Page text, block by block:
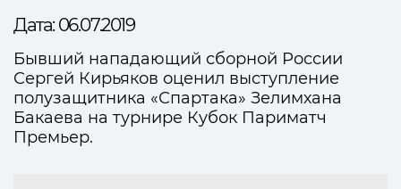
Дата: 06.07.2019
Бывший нападающий сборной России
Сергей Кирьяков оценил выступление
полузащитника «Спартака» Зелимхана
Бакаева на турнире Кубок Париматч
Премьер.